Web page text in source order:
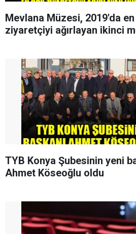
Mevlana Müzesi, 2019'da
ziyaretçiyi ağırlayan ikinci
TYB Konya Şubesinin yeni
Ahmet Köseoğlu oldu